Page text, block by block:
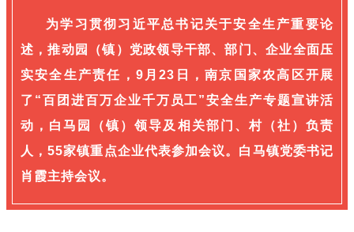
为学习贯彻习 近平总书记关于安全生产重要论
述，推动园（镇）党政领导干部、部门、企业全面压
实安全生产责任，9月23日，南京国家农高区开展
了“百团进百万企业千万员工”安全生产专题宣讲活
动，白马园（镇）领导及相关部门、村（社）负责
人，55家镇重点企业代表参加会议。白马镇党委书记
肖霞主持会议。